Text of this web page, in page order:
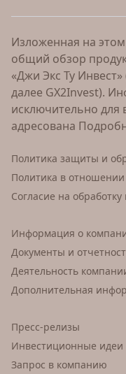
Изложенная на
общий обзор
«Джи Экс Ту
далее GX2Invest).
исключительно
адресована
Политика защиты и
Политика в
Согласие на
Информация о
Документы и
Деятельность
Дополнительная
Пресс-релизы
Инвестиционные идеи
Запрос в компанию